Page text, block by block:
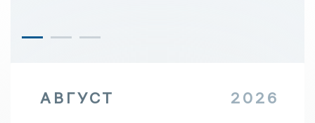
АВГУСТ 2026